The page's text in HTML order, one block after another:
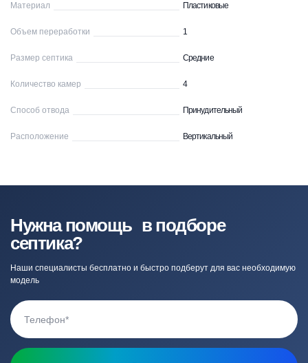
Материал Пластиковые
Объем переработки 1
Размер септика Средние
Количество камер 4
Способ отвода Принудительный
Расположение Вертикальный
Нужна помощь в подборе
септика?
Наши специалисты бесплатно и быстро подберут для вас необходимую
модель